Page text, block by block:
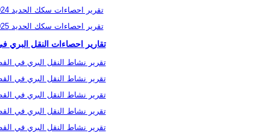
تقرير احصاءات سكك الحديد 2024
تقرير احصاءات سكك الحديد 2025
تقارير احصاءات النقل البري
تقرير نشاط النقل البري في القطاع
تقرير نشاط النقل البري في القطاع
تقرير نشاط النقل البري في القطاع
تقرير نشاط النقل البري في القطاع
تقرير نشاط النقل البري في القطاع